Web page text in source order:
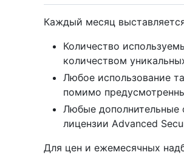
Каждый месяц
Количество
количеством
Любое использование
помимо
Любые дополнительные
лицензии Advanced
Для цен и ежемесячных